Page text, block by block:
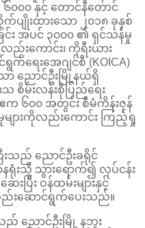
၀၀၀ နှင့် တောင်နီတောင်
ျိုးထားသော ၂၀၁၈ ခုနှစ်
း အပင် ၃၀၀၀ ၏ ရှင်သန်မှု
းကောင်း၊ ကိုရီးယား
က်ရေးအေဂျင်စီ (KOICA)
ညောင်ဦးမြို့နယ်ရှိ
စိမ်းလန်းစိုပြည်ရေး
က ၆၀၀ အတွင်း စီမံကိန်းဇုန်
ျားကိုလည်းကောင်း ကြည့်ရှု
းသည် ညောင်ဦးခရိုင်
နရုံးသို့ သွားရောက်၍ လုပ်ငန်း
ပြီး ဝန်ထမ်းများနှင့်
းဆောင်ရွက်ပေးသည်။
ည် ညောင်ဦးမြို့ နဘူး